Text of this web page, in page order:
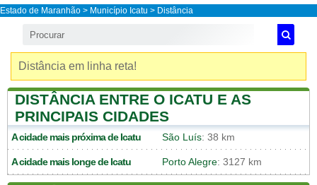
Estado de Maranhão > Município Icatu > Distância
Distância em linha reta!
DISTÂNCIA ENTRE O ICATU E AS
PRINCIPAIS CIDADES
A cidade mais próxima de Icatu São Luís: 38 km
A cidade mais longe de Icatu Porto Alegre: 3127 km